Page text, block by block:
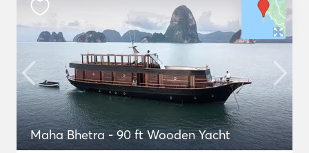
Maha Bhetra - 90 ft Wooden Yacht